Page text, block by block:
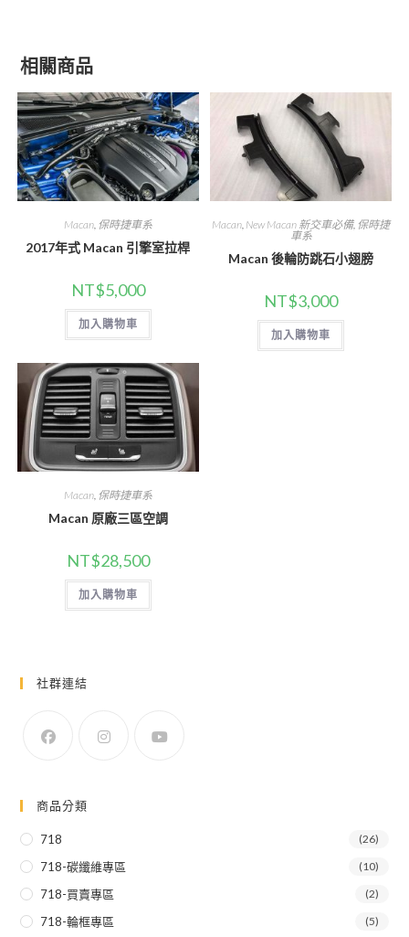
相關商品
Macan, 保時捷車系
2017年式 Macan 引擎室拉桿
NT$5,000
加入購物車
Macan, New Macan 新交車必備, 保時捷
車系
Macan 後輪防跳石小翅膀
NT$3,000
加入購物車
Macan, 保時捷車系
Macan 原廠三區空調
NT$28,500
加入購物車
社群連結
商品分類
718 (26)
718-碳纖維專區 (10)
718-買賣專區 (2)
718-輪框專區 (5)